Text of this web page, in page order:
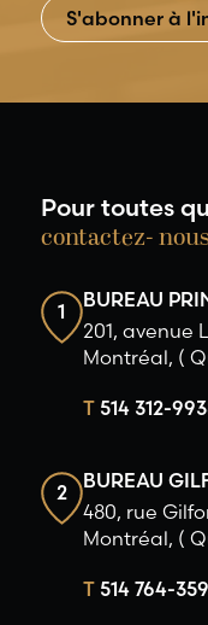
Pour toutes
contactez- nous
1
BUREAU
201, avenue
Montréal, (
T514 312-
2
BUREAU
480, rue
Montréal, (
T514 764-